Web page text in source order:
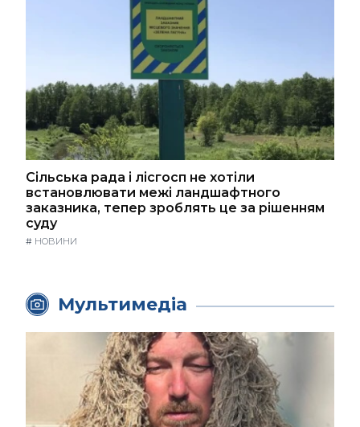
Сільська рада і лісгосп не хотіли
встановлювати межі ландшафтного
заказника, тепер зроблять це за рішенням
суду
# НОВИНИ
Мультимедіа